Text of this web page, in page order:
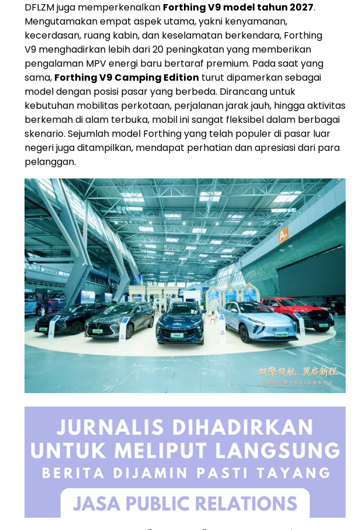
DFLZM juga memperkenalkan Forthing V9 model tahun 2027.
Mengutamakan empat aspek utama, yakni kenyamanan,
kecerdasan, ruang kabin, dan keselamatan berkendara, Forthing
V9 menghadirkan lebih dari 20 peningkatan yang memberikan
pengalaman MPV energi baru bertaraf premium. Pada saat yang
sama, Forthing V9 Camping Edition turut dipamerkan sebagai
model dengan posisi pasar yang berbeda. Dirancang untuk
kebutuhan mobilitas perkotaan, perjalanan jarak jauh, hingga aktivitas
berkemah di alam terbuka, mobil ini sangat fleksibel dalam berbagai
skenario. Sejumlah model Forthing yang telah populer di pasar luar
negeri juga ditampilkan, mendapat perhatian dan apresiasi dari para
pelanggan.